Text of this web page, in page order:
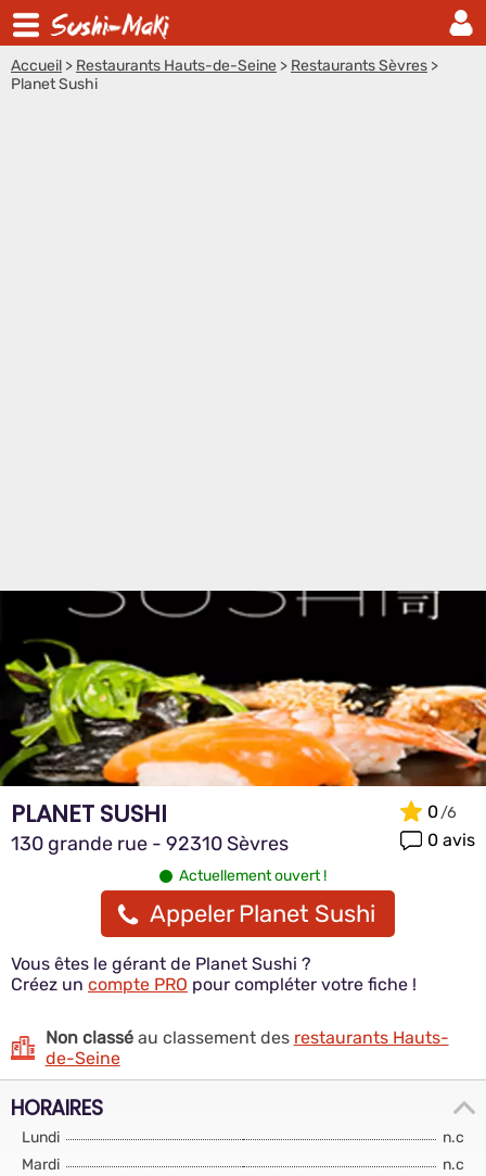
Accueil > Restaurants Hauts-de-Seine > Restaurants Sèvres >
Planet Sushi
PLANET SUSHI
130 grande rue - 92310 Sèvres
0
0 avis
Actuellement ouvert !
Appeler Planet Sushi
Vous êtes le gérant de Planet Sushi ?
Créez un compte PRO pour compléter votre fiche !
Non classéau classement des restaurants Hauts-
de-Seine
HORAIRES
Lundi
n.c
Mardi
n.c